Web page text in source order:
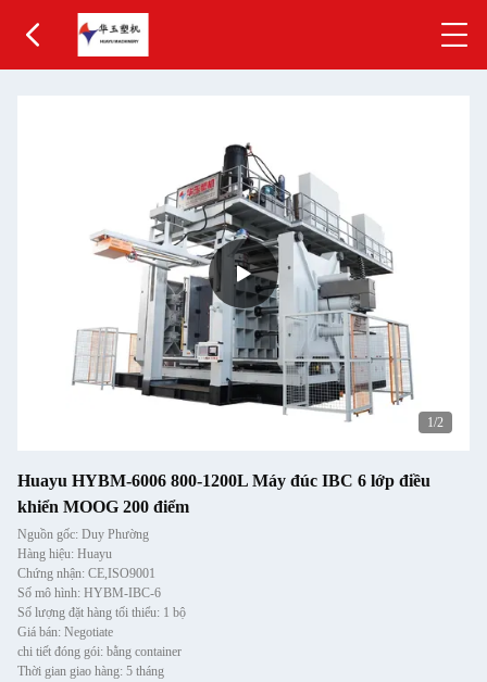
1/2
Huayu HYBM-6006 800-1200L Máy đúc IBC 6 lớp điều
khiển MOOG 200 điểm
Nguồn gốc: Duy Phường
Hàng hiệu: Huayu
Chứng nhận: CE,ISO9001
Số mô hình: HYBM-IBC-6
Số lượng đặt hàng tối thiểu: 1 bộ
Giá bán: Negotiate
chi tiết đóng gói: bằng container
Thời gian giao hàng: 5 tháng